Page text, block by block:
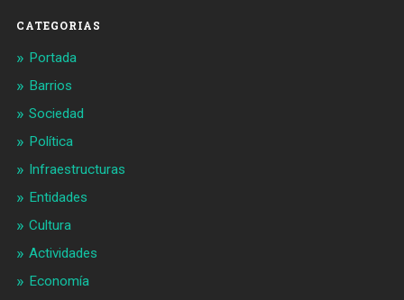
CATEGORIAS
Portada
Barrios
Sociedad
Política
Infraestructuras
Entidades
Cultura
Actividades
Economía